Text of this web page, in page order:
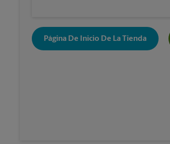
Página De Inicio De La Tienda